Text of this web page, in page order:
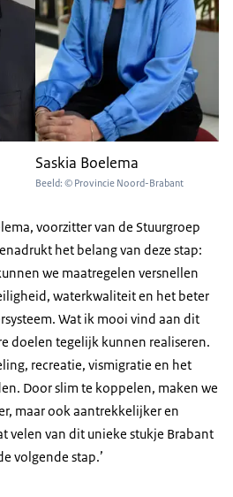
Saskia Boelema
Beeld: © Provincie Noord-Brabant
voorzitter van de Stuurgroep
het belang van deze stap:
we maatregelen versnellen
waterkwaliteit en het beter
Wat ik mooi vind aan dit
doelen tegelijk kunnen realiseren.
recreatie, vismigratie en het
Door slim te koppelen, maken we
maar ook aantrekkelijker en
velen van dit unieke stukje Brabant
volgende stap.’